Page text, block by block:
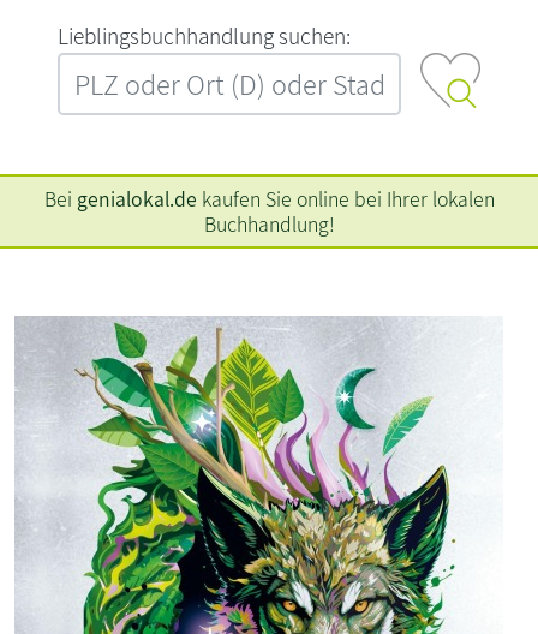
L‍i‍e‍b‍l‍i‍n‍g‍s‍b‍u‍c‍h‍h‍a‍n‍d‍l‍u‍n‍g‍ ‍s‍u‍c‍h‍e‍n‍:‍
Bei genialokal.de kaufen Sie online bei Ihrer lokalen
Buchhandlung!